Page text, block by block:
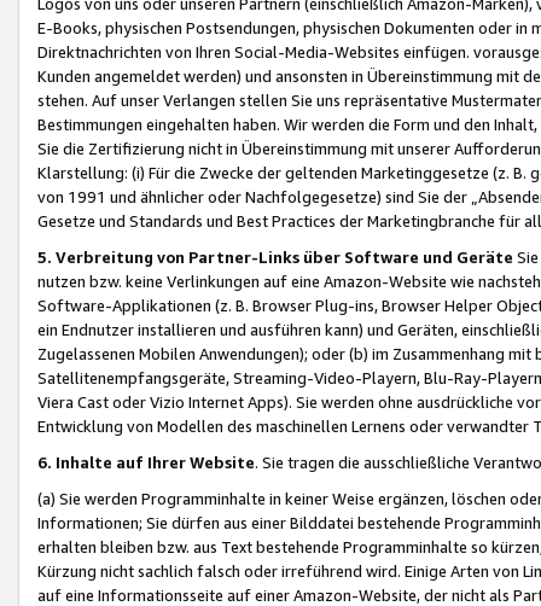
E-Books, physischen Postsendungen, physischen Dokumenten oder in
Direktnachrichten von Ihren Social-Media-Websites einfügen.
Kunden angemeldet werden) und ansonsten in Übereinstimmung mit
stehen. Auf unser Verlangen stellen Sie uns repräsentative
Bestimmungen eingehalten haben. Wir werden die Form und den
Sie die Zertifizierung nicht in Übereinstimmung mit unserer
Klarstellung: (i) Für die Zwecke der geltenden Marketinggesetze (z. B.
von 1991 und ähnlicher oder Nachfolgegesetze) sind Sie der
Gesetze und Standards und Best Practices der Marketingbranche für
5. Verbreitung von Partner-Links über Software und Geräte
nutzen bzw. keine Verlinkungen auf eine Amazon-Website wie
Software-Applikationen (z. B. Browser Plug-ins, Browser Helper
ein Endnutzer installieren und ausführen kann) und Geräten,
Zugelassenen Mobilen Anwendungen); oder (b) im Zusammenhang
Satellitenempfangsgeräte, Streaming-Video-Playern, Blu-Ray-
Viera Cast oder Vizio Internet Apps). Sie werden ohne ausdrückliche
Entwicklung von Modellen des maschinellen Lernens oder
6. Inhalte auf Ihrer Website. Sie tragen die ausschließliche
(a) Sie werden Programminhalte in keiner Weise ergänzen, löschen
Informationen; Sie dürfen aus einer Bilddatei bestehende
erhalten bleiben bzw. aus Text bestehende Programminhalte so
Kürzung nicht sachlich falsch oder irreführend wird. Einige Arten von
auf eine Informationsseite auf einer Amazon-Website, der nicht als